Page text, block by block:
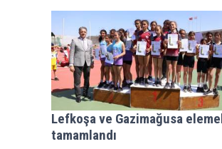
Lefkoşa ve Gazimağusa
tamamlandı